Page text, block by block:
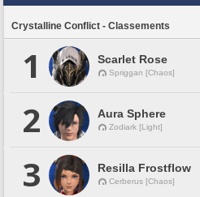
Crystalline Conflict - Classements
1 Scarlet Rose
Spriggan [Chaos]
2 Aura Sphere
Zodiark [Light]
3 Resilla Frostflow
Cerberus [Chaos]